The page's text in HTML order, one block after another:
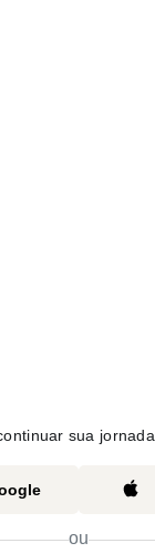
sua jornada
ou